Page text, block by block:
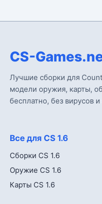
CS-
Лучшие сборки для
модели оружия, карты,
бесплатно, без вирусов
Все для CS 1.6
Сборки CS 1.6
Оружие CS 1.6
Карты CS 1.6